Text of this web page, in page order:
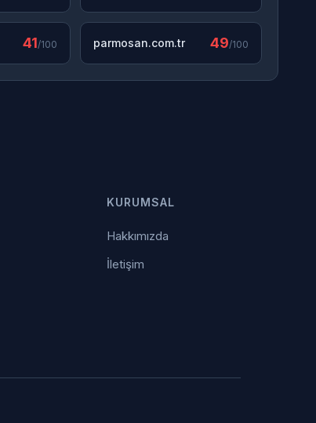
41/100 parmosan.com.tr 49/100
KURUMSAL
Hakkımızda
İletişim